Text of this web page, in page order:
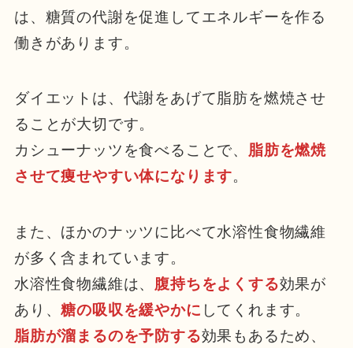
は、糖質の代謝を促進してエネルギーを作る
働きがあります。
ダイエットは、代謝をあげて脂肪を燃焼させ
ることが大切です。
カシューナッツを食べることで、 脂肪を燃焼
させて痩せやすい体になります。
また、ほかのナッツに比べて水溶性食物繊維
が多く含まれています。
水溶性食物繊維は、 腹持ちをよくする効果が
あり、糖の吸収を緩やかに してくれます。
脂肪が溜まるのを予防する効果もあるため、